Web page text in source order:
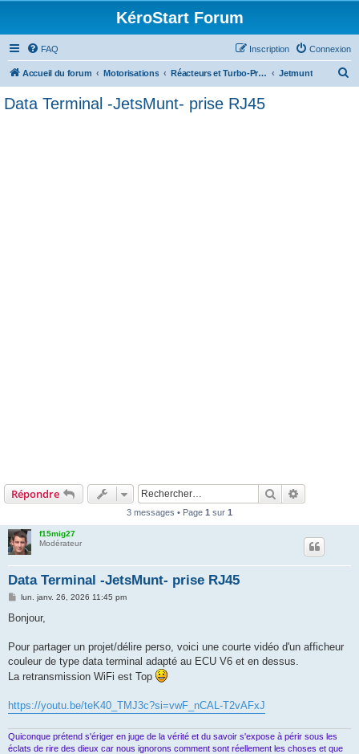
KéroStart Forum
FAQ Connexion
Inscription
Accueil du forum Motorisations Réacteurs et Turbo-Propulseurs Jetmunt
Data Terminal -JetsMunt- prise RJ45
Répondre Rechercher
3 messages • Page 1 sur 1
f15mig27
Modérateur
Data Terminal -JetsMunt- prise RJ45
M
s
g
lun. janv. 26, 2026 11:45 pm
Bonjour,
Pour partager un projet/délire perso, voici une courte vidéo d'un afficheur
couleur de type data terminal adapté au ECU V6 et en dessus.
La retransmission WiFi est Top
https://youtu.be/teK40_TMJ3c?si=vwF_nCAL-T2vAFxJ
Quiconque prétend s'ériger en juge de la vérité et du savoir s'expose à périr sous les
éclats de rire des dieux car nous ignorons comment sont réellement les choses et que